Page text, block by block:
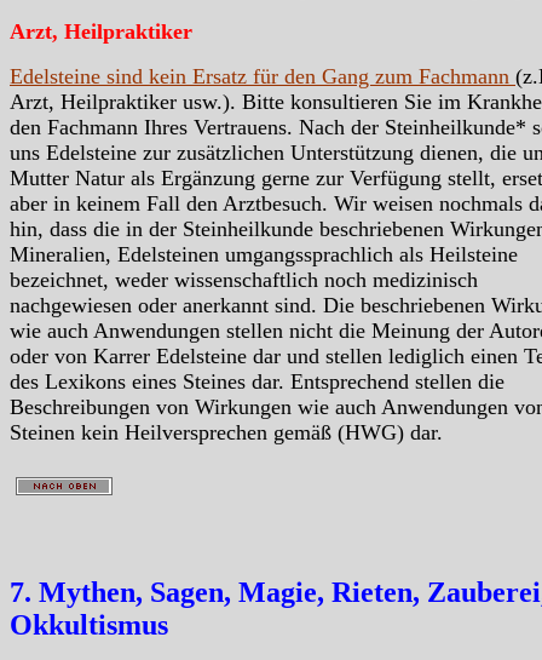
Arzt, Heilpraktiker
Edelsteine sind kein Ersatz für den Gang zum Fachmann
Arzt, Heilpraktiker usw.). Bitte konsultieren Sie im
den Fachmann Ihres Vertrauens. Nach der Steinheilkunde*
uns Edelsteine zur zusätzlichen Unterstützung dienen, die
Mutter Natur als Ergänzung gerne zur Verfügung stellt,
aber in keinem Fall den Arztbesuch. Wir weisen nochmals
hin, dass die in der Steinheilkunde beschriebenen
Mineralien, Edelsteinen umgangssprachlich als Heilsteine
bezeichnet, weder wissenschaftlich noch medizinisch
nachgewiesen oder anerkannt sind. Die beschriebenen
wie auch Anwendungen stellen nicht die Meinung der
oder von Karrer Edelsteine dar und stellen lediglich einen
des Lexikons eines Steines dar. Entsprechend stellen die
Beschreibungen von Wirkungen wie auch Anwendungen
Steinen kein Heilversprechen gemäß (HWG) dar.
7. Mythen, Sagen, Magie, Rieten,
Okkultismus